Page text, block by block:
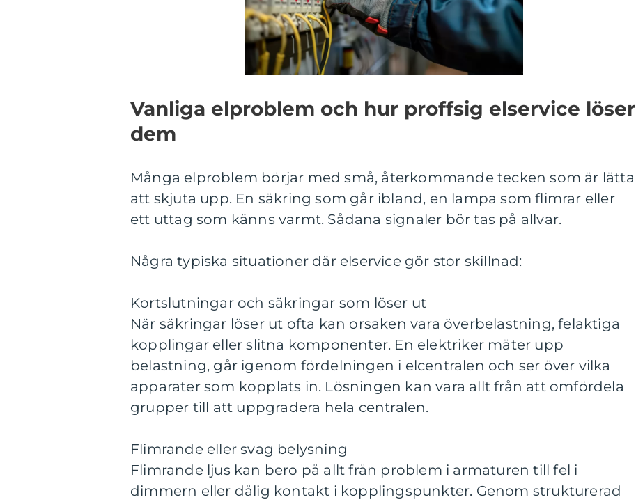
Vanliga elproblem och hur proffsig elservice löser
dem
Många elproblem börjar med små, återkommande tecken som är lätta
att skjuta upp. En säkring som går ibland, en lampa som flimrar eller
ett uttag som känns varmt. Sådana signaler bör tas på allvar.
Några typiska situationer där elservice gör stor skillnad:
Kortslutningar och säkringar som löser ut
När säkringar löser ut ofta kan orsaken vara överbelastning, felaktiga
kopplingar eller slitna komponenter. En elektriker mäter upp
belastning, går igenom fördelningen i elcentralen och ser över vilka
apparater som kopplats in. Lösningen kan vara allt från att omfördela
grupper till att uppgradera hela centralen.
Flimrande eller svag belysning
Flimrande ljus kan bero på allt från problem i armaturen till fel i
dimmern eller dålig kontakt i kopplingspunkter. Genom strukturerad